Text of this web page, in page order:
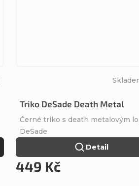
Triko DeSade Death Metal
449 Kč
Detail
Černé triko s death metalovým
DeSade